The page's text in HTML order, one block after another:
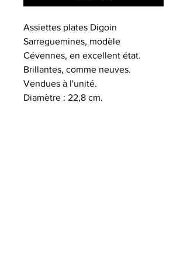
Assiettes plates Digoin
Sarreguemines, modèle
Cévennes, en excellent état.
Brillantes, comme neuves.
Vendues à l'unité.
Diamètre : 22,8 cm.